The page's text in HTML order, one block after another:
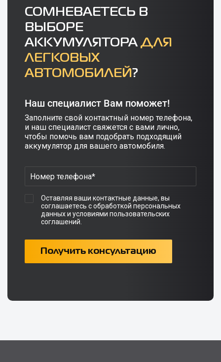
СОМНЕВАЕТЕСЬ В
ВЫБОРЕ
АККУМУЛЯТОРА ДЛЯ
ЛЕГКОВЫХ
АВТОМОБИЛЕЙ ?
Наш специалист Вам поможет!
Заполните свой контактный номер телефона,
и наш специалист свяжется с вами лично,
чтобы помочь вам подобрать подходящий
аккумулятор для вашего автомобиля.
Оставляя ваши контактные данные, вы
соглашаетесь с обработкой персональных
данных и условиями пользовательских
соглашений.
Получить консультацию